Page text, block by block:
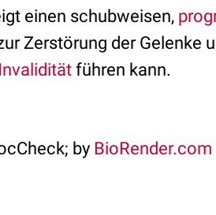
einen schubweisen,
Zerstörung der Gelenke
Invalidität führen kann.
by BioRender.com